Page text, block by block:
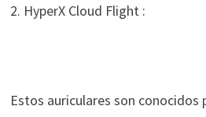
2. HyperX Cloud Flight :
Estos auriculares son conocidos